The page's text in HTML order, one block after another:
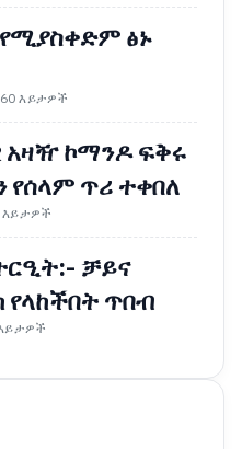
ፅኑ
እይታዎች
አዛዥ ኮማንዶ ፍቅሩ
ጥሪ ተቀበለ
እይታዎች
ቻይና
የላከችበት ጥበብ